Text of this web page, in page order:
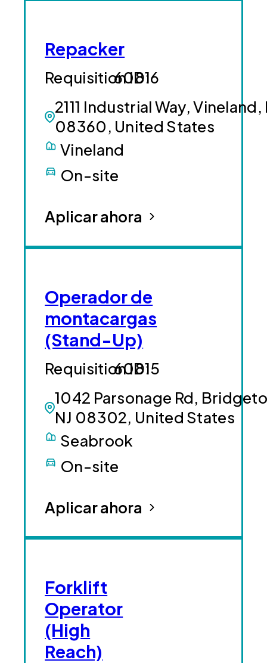
Repacker
2111 Industrial Way, Vineland,
08360, United States
60816
Vineland
On-site
Aplicar ahora
Operador de
montacargas
(Stand-Up)
1042 Parsonage Rd,
NJ 08302, United States
60815
Seabrook
On-site
Aplicar ahora
Forklift
Operator
(High
Reach)